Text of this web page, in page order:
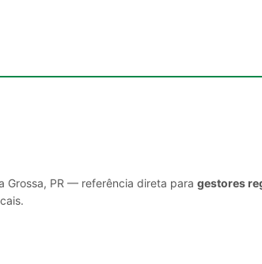
Grossa, PR — referência direta para gestores